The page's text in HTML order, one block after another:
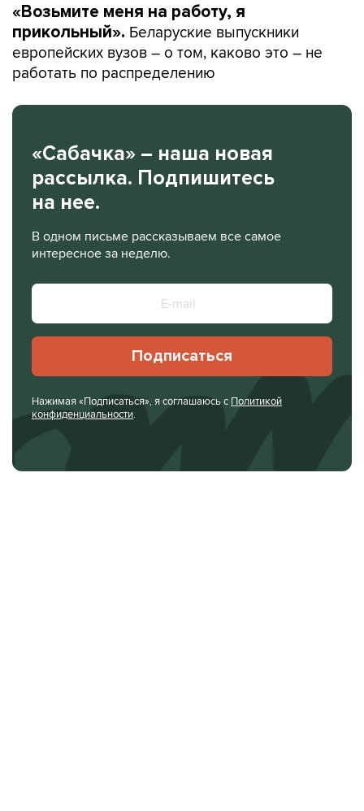
«Возьмите меня на работу, я
прикольный». Беларуские выпускники
европейских вузов – о том, каково это – не
работать по распределению
«Сабачка» – наша новая
рассылка. Подпишитесь
на нее.
В одном письме рассказываем все самое
интересное за неделю.
Подписаться
Нажимая «Подписаться», я соглашаюсь с Политикой
конфиденциальности.